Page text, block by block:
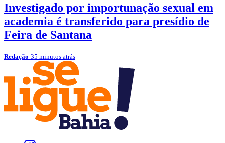
Investigado por importunação sexual em
academia é transferido para presídio de
Feira de Santana
Redação 35 minutos atrás